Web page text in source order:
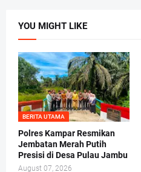
YOU MIGHT LIKE
BERITA UTAMA
Polres Kampar Resmikan
Jembatan Merah Putih
Presisi di Desa Pulau Jambu
August 07, 2026